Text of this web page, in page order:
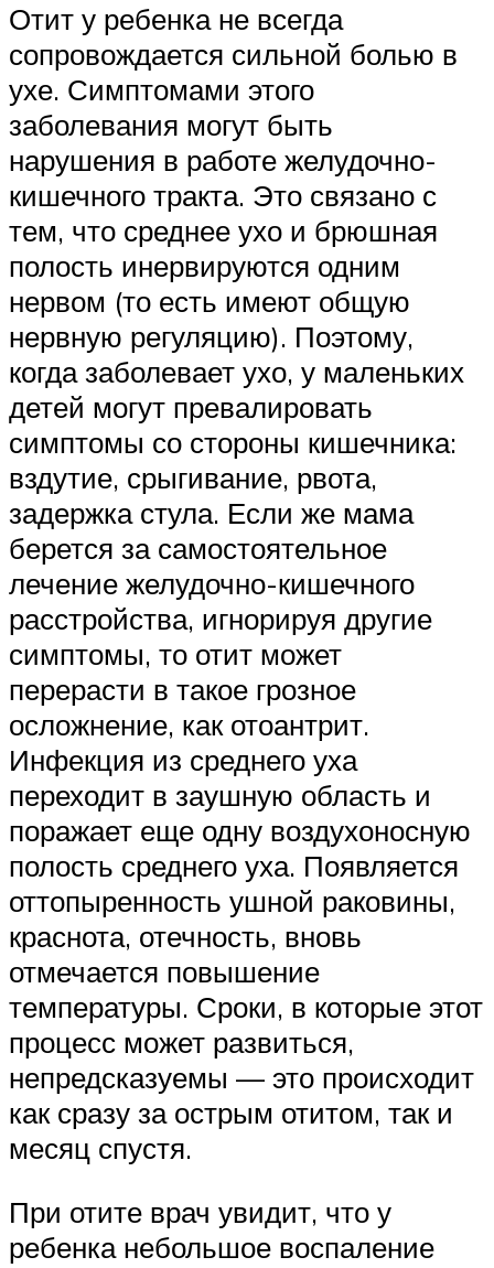
Отит у ребенка не всегда
сопровождается сильной болью в
ухе. Симптомами этого
заболевания могут быть
нарушения в работе желудочно-
кишечного тракта. Это связано с
тем, что среднее ухо и брюшная
полость инервируются одним
нервом (то есть имеют общую
нервную регуляцию). Поэтому,
когда заболевает ухо, у маленьких
детей могут превалировать
симптомы со стороны кишечника:
вздутие, срыгивание, рвота,
задержка стула. Если же мама
берется за самостоятельное
лечение желудочно-кишечного
расстройства, игнорируя другие
симптомы, то отит может
перерасти в такое грозное
осложнение, как отоантрит.
Инфекция из среднего уха
переходит в заушную область и
поражает еще одну воздухоносную
полость среднего уха. Появляется
оттопыренность ушной раковины,
краснота, отечность, вновь
отмечается повышение
температуры. Сроки, в которые этот
процесс может развиться,
непредсказуемы — это происходит
как сразу за острым отитом, так и
месяц спустя.
При отите врач увидит, что у
ребенка небольшое воспаление